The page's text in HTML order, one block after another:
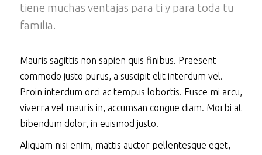
tiene muchas ventajas para ti y para toda tu
familia.
Mauris sagittis non sapien quis finibus. Praesent
commodo justo purus, a suscipit elit interdum vel.
Proin interdum orci ac tempus lobortis. Fusce mi arcu,
viverra vel mauris in, accumsan congue diam. Morbi at
bibendum dolor, in euismod justo.
Aliquam nisi enim, mattis auctor pellentesque eget,